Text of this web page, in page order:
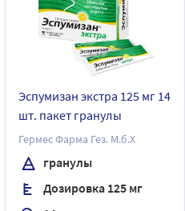
Эспумизан экстра 125 мг 14
шт. пакет гранулы
Гермес Фарма Гез. М.б.Х
гранулы
Дозировка 125 мг